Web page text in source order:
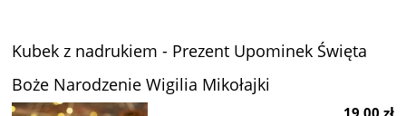
Kubek z nadrukiem - Prezent Upominek Święta
Boże Narodzenie Wigilia Mikołajki